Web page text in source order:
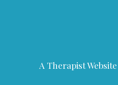
A Therapist